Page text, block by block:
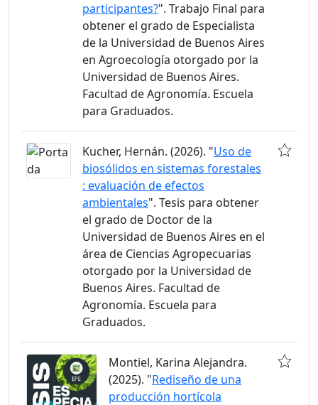
participantes?". Trabajo Final para
obtener el grado de Especialista
de la Universidad de Buenos Aires
en Agroecología otorgado por la
Universidad de Buenos Aires.
Facultad de Agronomía. Escuela
para Graduados.
Kucher, Hernán. (2026). "Uso de
biosólidos en sistemas forestales
: evaluación de efectos
ambientales". Tesis para obtener
el grado de Doctor de la
Universidad de Buenos Aires en el
área de Ciencias Agropecuarias
otorgado por la Universidad de
Buenos Aires. Facultad de
Agronomía. Escuela para
Graduados.
Montiel, Karina Alejandra.
(2025). "Rediseño de una
producción hortícola